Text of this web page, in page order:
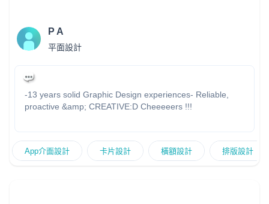
P A
平面設計
-13 years solid Graphic Design experiences- Reliable,
proactive &amp; CREATIVE:D Cheeeeers !!!
App介面設計 卡片設計 橫額設計 排版設計